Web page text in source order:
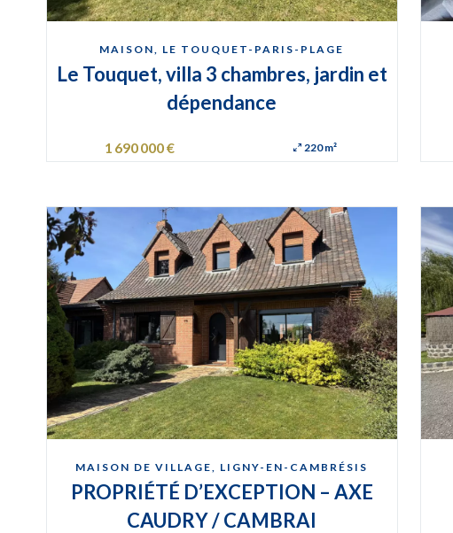
MAISON, LE TOUQUET-PARIS-PLAGE
Le Touquet, villa 3 chambres, jardin et
dépendance
1 690 000 € 220 m²
MAISON DE VILLAGE, LIGNY-EN-CAMBRÉSIS
PROPRIÉTÉ D’EXCEPTION – AXE
CAUDRY / CAMBRAI